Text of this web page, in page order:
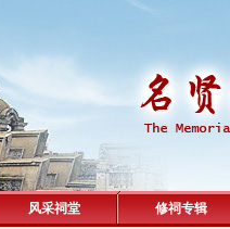
风采祠堂 修祠专辑